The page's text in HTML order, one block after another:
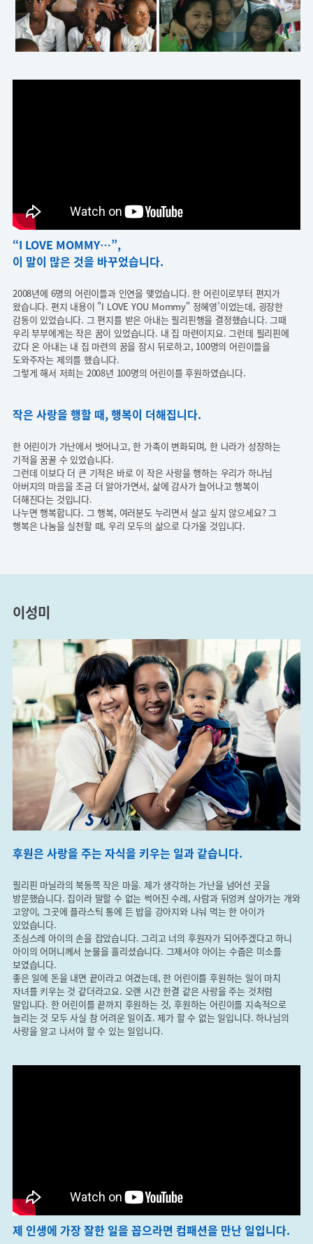
“I LOVE MOMMY…”,
이 말이 많은 것을 바꾸었습니다.
2008년에 6명의 어린이들과 인연을 맺었습니다. 한 어린이로부터 편지가
왔습니다. 편지 내용이 "I LOVE YOU Mommy" 정혜영’이었는데, 굉장한
감동이 있었습니다. 그 편지를 받은 아내는 필리핀행을 결정했습니다. 그때
우리 부부에게는 작은 꿈이 있었습니다. 내 집 마련이지요. 그런데 필리핀에
갔다 온 아내는 내 집 마련의 꿈을 잠시 뒤로하고, 100명의 어린이들을
도와주자는 제의를 했습니다.
그렇게 해서 저희는 2008년 100명의 어린이를 후원하였습니다.
작은 사랑을 행할 때, 행복이 더해집니다.
한 어린이가 가난에서 벗어나고, 한 가족이 변화되며, 한 나라가 성장하는
기적을 꿈꿀 수 있었습니다.
그런데 이보다 더 큰 기적은 바로 이 작은 사랑을 행하는 우리가 하나님
아버지의 마음을 조금 더 알아가면서, 삶에 감사가 늘어나고 행복이
더해진다는 것입니다.
나누면 행복합니다. 그 행복, 여러분도 누리면서 살고 싶지 않으세요? 그
행복은 나눔을 실천할 때, 우리 모두의 삶으로 다가올 것입니다.
이성미
후원은 사랑을 주는​ 자식을 키우는 일과 같습니다.
필리핀 마닐라의 북동쪽 작은 마을. 제가 생각하는 가난을 넘어선 곳을
방문했습니다. 집이라 말할 수 없는 썩어진 수레, 사람과 뒤엉켜 살아가는 개와
고양이, 그곳에 플라스틱 통에 든 밥을 강아지와 나눠 먹는 한 아이가
있었습니다.​
​조심스레 아이의 손을 잡았습니다. 그리고 너의 후원자가 되어주겠다고 하니
아이의 어머니께서 눈물을 흘리셨습니다. 그제서야 아이는 수줍은 미소를
보였습니다.​
좋은 일에 돈을 내면 끝이라고 여겼는데, 한 어린이를 후원하는 일이 마치
자녀를 키우는 것 같더라고요. 오랜 시간 한결 같은 사랑을 주는 것처럼
말입니다. 한 어린이를 끝까지 후원하는 것, 후원하는 어린이를 지속적으로
늘리는 것 모두 사실 참 어려운 일이죠. 제가 할 수 없는 일입니다. 하나님의
사랑을 알고 나서야 할 수 있는 일입니다.​
제 인생에 가장 잘한 일을 꼽으라면 컴패션을 만난 일입니다.